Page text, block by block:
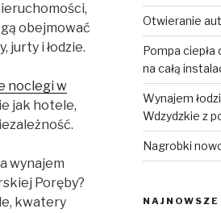
obejmować
jurty i łodzie.
noclegi w
jak hotele,
wynajem
Poręby?
kwatery
Otwieranie
Pompa ciepła
na całą
Wynajem
Wdzydzkie z
Nagrobki